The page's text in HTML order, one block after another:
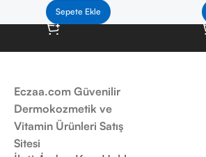
Sepete Ekle
Eczaa.com Güvenilir
Dermokozmetik ve
Vitamin Ürünleri Satış
Sitesi